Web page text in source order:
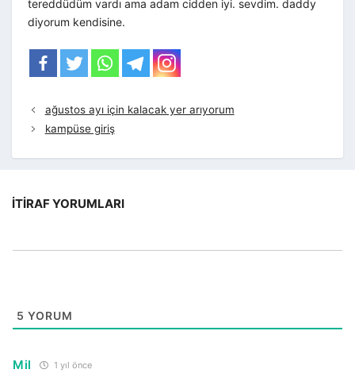
tereddüdüm vardı ama adam cidden iyi. sevdim. daddy
diyorum kendisine.
ağustos ayı için kalacak yer arıyorum
kampüse giriş
İTIRAF YORUMLARI
5 YORUM
Mil 1 yıl önce